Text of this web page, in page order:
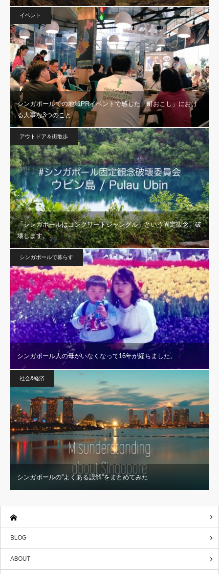
イベント
シンガポールでの地域PRイベントで感じた「町おこし」におけ
る大事な3つのこと
アウトドア＆街散歩
「シンガポールはコンクリートジャングル」という固定観念、破
壊します。
シンガポールで暮らす
シンガポール人の母がいなくなって16年が経ちました。
社会&経済
シンガポールの”よくある誤解”をまとめてみた
BLOG
ABOUT